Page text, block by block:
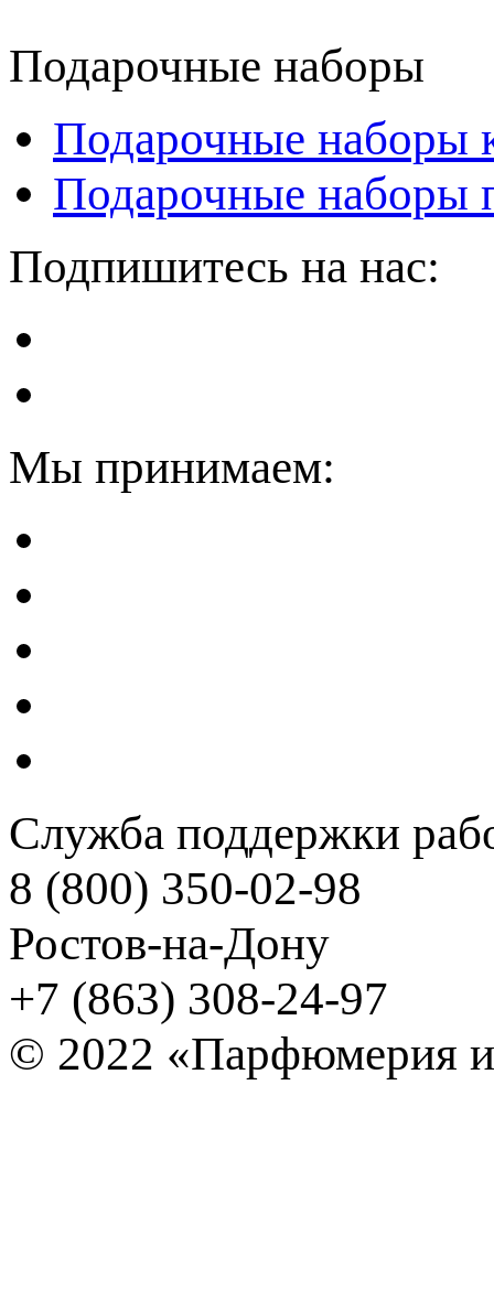
Подарочные наборы
Подарочные наборы
Подарочные наборы
Подпишитесь на нас:
Мы принимаем:
Служба поддержки
8 (800) 350-02-98
Ростов-на-Дону
+7 (863) 308-24-97
© 2022 «Парфюмерия и